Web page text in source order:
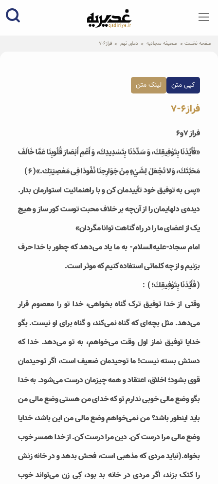
qadiriye.ir
نشریه ی غدیریه-بیانات استاد
صفحه نخست صحیفه سجادیه دعای نهم فراز6-7
کپی متن لینک متن
فراز6-7
فراز 7و6
«فَأَيِّدْنَا بِتَوْفِيقِكَ، وَ سَدِّدْنَا بِتَسْدِيدِكَ، وَ أَعْمِ أَبْصَارَ قُلُوبِنَا عَمَّا خَالَفَ
مَحَبَّتَكَ، وَ لا تَجْعَلْ لِشَيْءٍ مِنْ جَوَارِحِنَا نُفُوذا فِى مَعْصِيَتِك.»( ۶ )
«پس به توفیق خود تأییدمان کن و با راهنمائیت استوارمان بدار.
دیده‌ی دلهایمان را از آن‌چه بر خلاف محبت توست کور ساز و هیچ
یک از اعضای ما را در راه گناهت توانا مگردان»
امام سجاد-علیه‌السلام- به ما یاد می‌دهد که چطور با خدا حرف
بزنیم و از چه کلماتی استفاده کنیم که موثر است.
( فَأَيِّدْنَا بِتَوْفِيقِكَ؛ )：
وقتی از خدا توفیق ترک گناه بخواهی، خدا تو را معصوم قرار
می‌دهد. مثل بچه‌ای که گناه نمی‌کند، و گناه برای او نیست. بگو
خدایا توفیق نماز اول وقت می‌خواهم، به تو می‌دهد. خدا که
دستش بسته نیست! ما توحیدمان ضعیف است، اگر توحیدمان
قوی بشود؛ اخلاق، اعتقاد و همه چیزمان درست می‌شود. به خدا
بگو وضع مالی خوبی ندارم تو که خدای من هستی وضع مالی من
باید اینطور باشد؟ من نمی‌خواهم وضع مالی من این باشد، خدایا
وضع مالی مرا درست کن. دین مرا درست کن. از خدا همسر خوب
بخواه.(نباید مردی که مذهبی است، فحش بدهد و در خانه زنش
را کتک بزند، اگر مردی در خانه بد بود، کِی زن می‌تواند خوب